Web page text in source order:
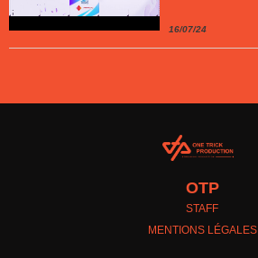
16/07/24
OTP
STAFF
MENTIONS LÉGALES